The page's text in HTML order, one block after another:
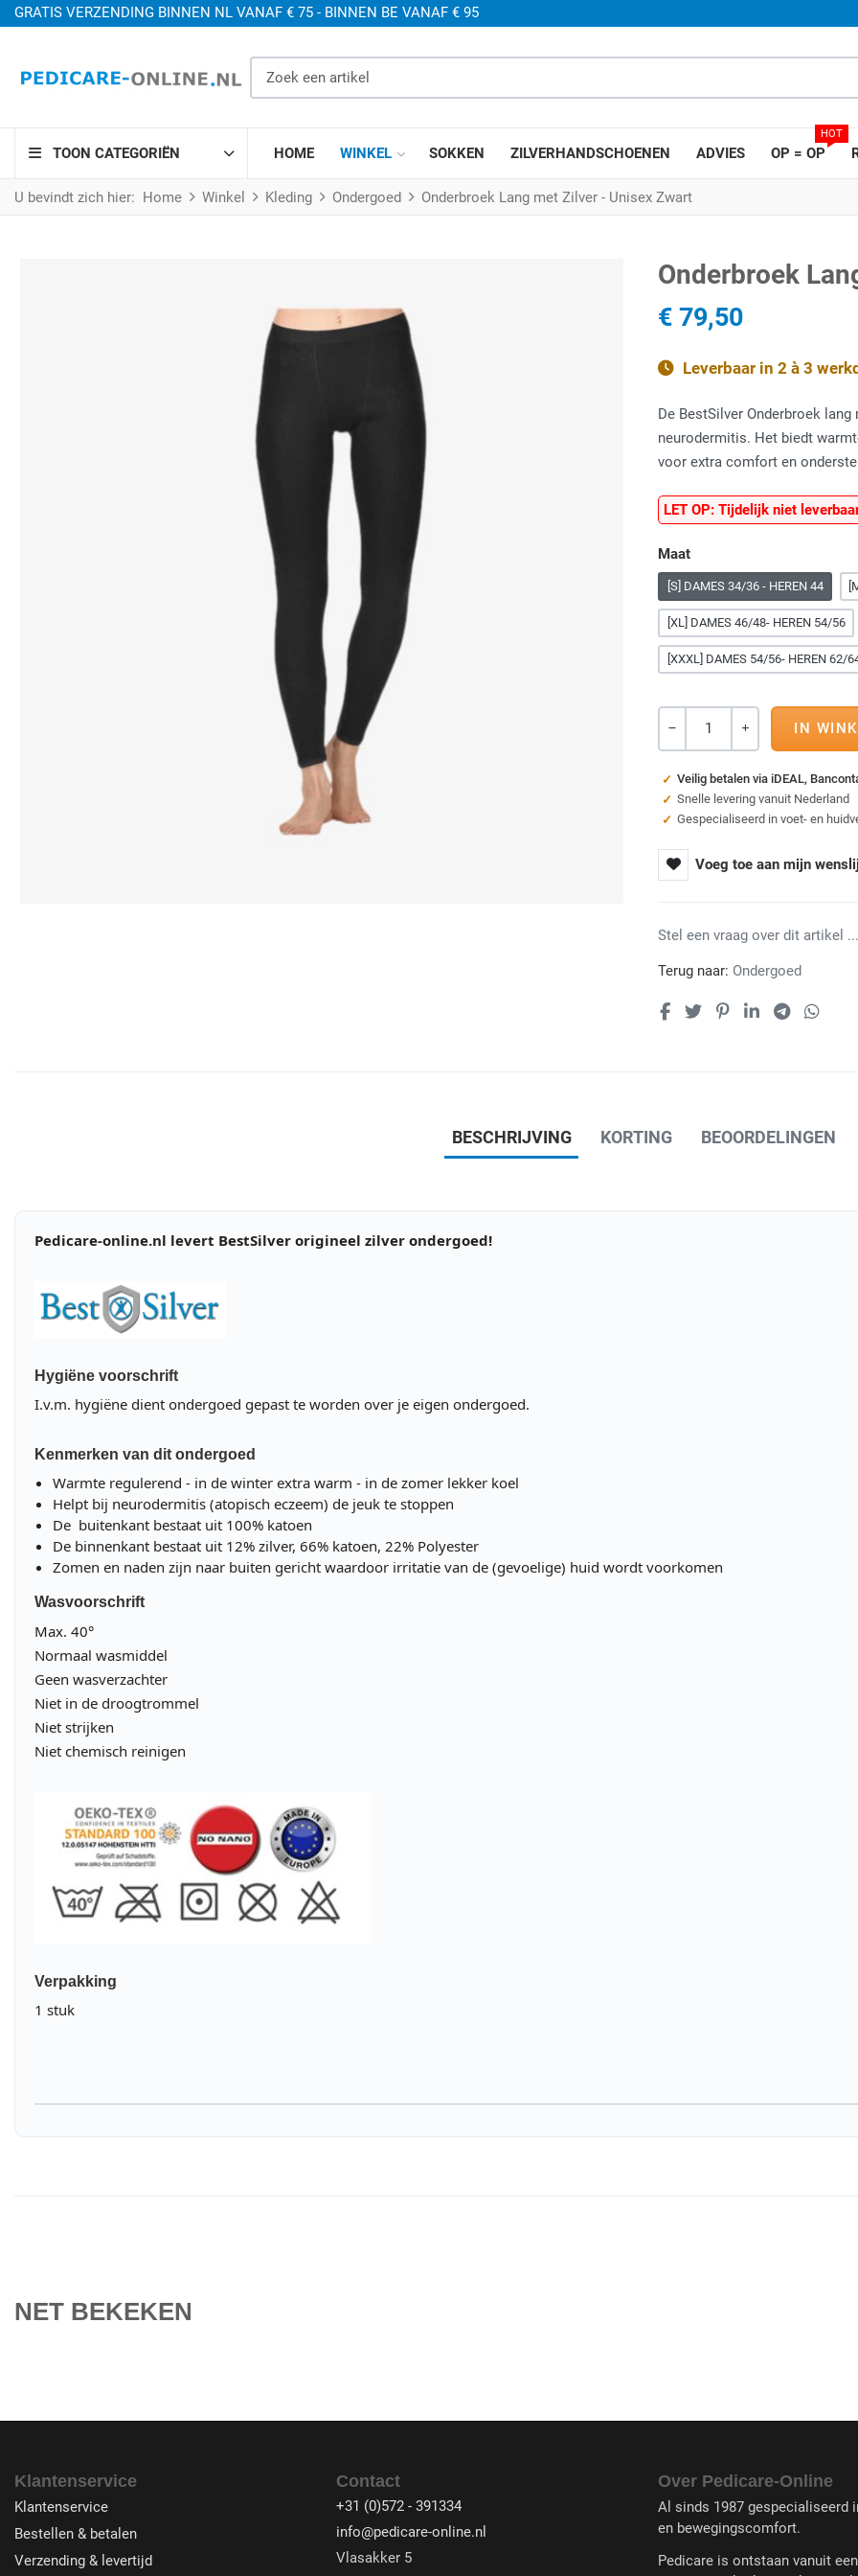
GRATIS VERZENDING BINNEN NL VANAF € 75 - BINNEN BE VANAF € 95
TOON CATEGORIËN HOME WINKEL SOKKEN ZILVERHANDSCHOENEN ADVIES OP = OP
HOT
U bevindt zich hier: Home Winkel Kleding Ondergoed Onderbroek Lang met Zilver - Unisex Zwart
Onderbroek
€ 79,50
Leverbaar in 2 à 3
De BestSilver Onderbroek
neurodermitis. Het biedt
voor extra comfort en
LET OP: Tijdelijk niet
Maat
[S] DAMES 34/36 - HEREN 44
[XL] DAMES 46/48- HEREN 54/56
[XXXL] DAMES 54/56- HEREN 62/
Veilig betalen via iDEAL,
Snelle levering vanuit Nederland
Gespecialiseerd in voet- en
Voeg toe aan mijn
Stel een vraag over dit artikel
Terug naar: Ondergoed
BESCHRIJVING KORTING BEOORDELINGEN
Pedicare-online.nl levert BestSilver origineel zilver ondergoed!
Hygiëne voorschrift
I.v.m. hygiëne dient ondergoed gepast te worden over je eigen ondergoed.
Kenmerken van dit ondergoed
Warmte regulerend - in de winter extra warm - in de zomer lekker koel
Helpt bij neurodermitis (atopisch eczeem) de jeuk te stoppen
De buitenkant bestaat uit 100% katoen
De binnenkant bestaat uit 12% zilver, 66% katoen, 22% Polyester
Zomen en naden zijn naar buiten gericht waardoor irritatie van de (gevoelige) huid wordt voorkomen
Wasvoorschrift
Max. 40°
Normaal wasmiddel
Geen wasverzachter
Niet in de droogtrommel
Niet strijken
Niet chemisch reinigen
Verpakking
1 stuk
NET BEKEKEN
Klantenservice
Klantenservice
Bestellen & betalen
Verzending & levertijd
Contact
+31 (0)572 - 391334
info@pedicare-online.nl
Vlasakker 5
Over Pedicare-Online
Al sinds 1987 gespecialiseerd
en bewegingscomfort.
Pedicare is ontstaan vanuit